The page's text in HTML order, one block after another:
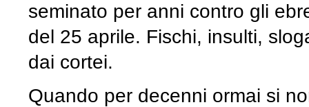
seminato per anni contro gli
del 25 aprile. Fischi, insulti,
dai cortei.
Quando per decenni ormai si